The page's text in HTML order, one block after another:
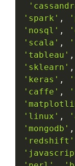
'spark' ,
'nosql' ,
'scala' ,
'tableau' ,
'sklearn' ,
'keras' ,
'caffe' ,
'linux' ,
'mongodb' ,
'redshift'